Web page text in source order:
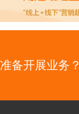
准备开展业务？